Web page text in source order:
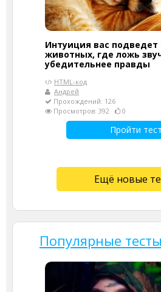
Интуиция вас
животных, где ложь
убедительнее правды
HTML-код
Андрей
Прохождений: 126
Просмотров: 392
0
Пройти тест
Ещё новые
Популярные